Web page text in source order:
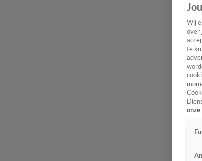
Wij
over
te